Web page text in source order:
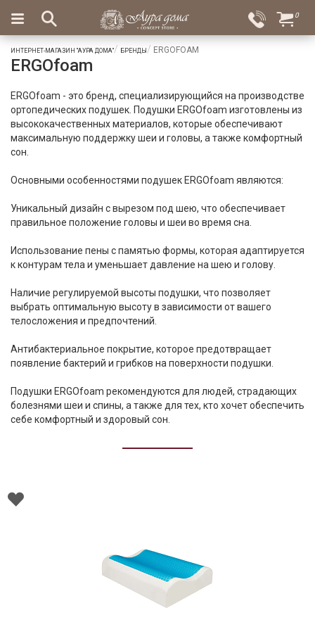
Вход
Избранное
×
Салоны
Доставка
Оплата
Подарки
Ароматы
для
дома
Бар
хрусталь
Посуда
Сервировка
Столовые
приборы
Фарфор
Декор
Бренды
0
ИНТЕРНЕТ-МАГАЗИН "АУРА ДОМА" БРЕНДЫ ERGOFOAM
ERGOfoam
ERGOfoam - это бренд, специализирующийся на производстве
ортопедических подушек. Подушки ERGOfoam изготовлены из
высококачественных материалов, которые обеспечивают
максимальную поддержку шеи и головы, а также комфортный
сон.
Основными особенностями подушек ERGOfoam являются:
Уникальный дизайн с вырезом под шею, что обеспечивает
правильное положение головы и шеи во время сна.
Использование пены с памятью формы, которая адаптируется
к контурам тела и уменьшает давление на шею и голову.
Наличие регулируемой высоты подушки, что позволяет
выбрать оптимальную высоту в зависимости от вашего
телосложения и предпочтений.
Антибактериальное покрытие, которое предотвращает
появление бактерий и грибков на поверхности подушки.
Подушки ERGOfoam рекомендуются для людей, страдающих
болезнями шеи и спины, а также для тех, кто хочет обеспечить
себе комфортный и здоровый сон.